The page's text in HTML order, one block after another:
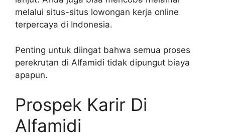
melalui situs-situs lowongan kerja online
terpercaya di Indonesia.
Penting untuk diingat bahwa semua proses
perekrutan di Alfamidi tidak dipungut biaya
apapun.
Prospek Karir Di
Alfamidi